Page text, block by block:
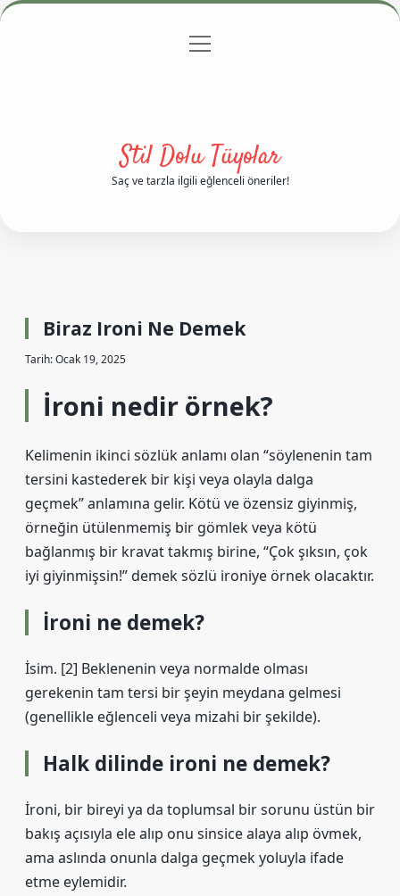
Gizlilik Politikası
menüyü
Stil Dolu Tüyolar
Saç ve tarzla ilgili eğlenceli öneriler!
Biraz Ironi Ne Demek
Tarih: Ocak 19, 2025
İroni nedir örnek?
Kelimenin ikinci sözlük anlamı olan “söylenenin tam
tersini kastederek bir kişi veya olayla dalga
geçmek” anlamına gelir. Kötü ve özensiz giyinmiş,
örneğin ütülenmemiş bir gömlek veya kötü
bağlanmış bir kravat takmış birine, “Çok şıksın, çok
iyi giyinmişsin!” demek sözlü ironiye örnek olacaktır.
İroni ne demek?
İsim. [2] Beklenenin veya normalde olması
gerekenin tam tersi bir şeyin meydana gelmesi
(genellikle eğlenceli veya mizahi bir şekilde).
Halk dilinde ironi ne demek?
İroni, bir bireyi ya da toplumsal bir sorunu üstün bir
bakış açısıyla ele alıp onu sinsice alaya alıp övmek,
ama aslında onunla dalga geçmek yoluyla ifade
etme eylemidir.